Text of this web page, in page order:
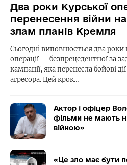
Два роки Курської
перенесення війни
злам планів Кремля
Сьогодні виповнюється два роки
операції — безпрецедентної за
кампанії, яка перенесла бойові
агресора. Цей крок…
Актор і офіцер
фільми не мають
війною»
«Це зло має бути